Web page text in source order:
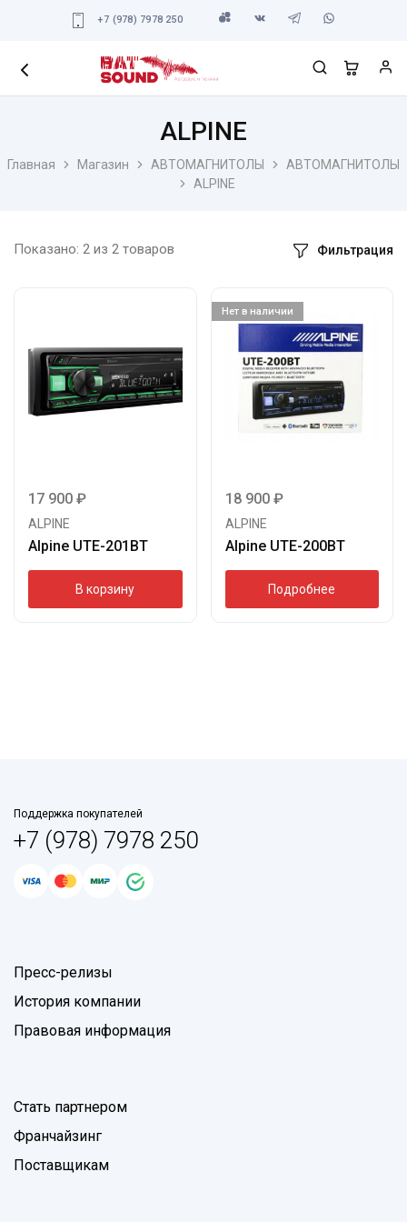
+7 (978) 7978 250
Главная Магазин АВТОМАГНИТОЛЫ
АВТОМАГНИТОЛЫ
ALPINE
ALPINE
Показано: 2 из 2 товаров Фильтрация
17 900 ₽
ALPINE
Alpine UTE-201BT
В корзину
Нет в наличии
18 900 ₽
ALPINE
Alpine UTE-200BT
Подробнее
Поддержка покупателей
+7 (978) 7978 250
Пресс-релизы
История компании
Правовая информация
Стать партнером
Франчайзинг
Поставщикам